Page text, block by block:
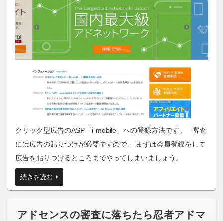
クリック型広告のASP「i-mobile」への登録方法です。 審査
には広告の貼りつけが必要ですので、 まずは会員登録をして
広告を貼りつけるところまでやってしまいましょう。
続きを読む
アドセンスの審査に落ちたら忍者アドマ